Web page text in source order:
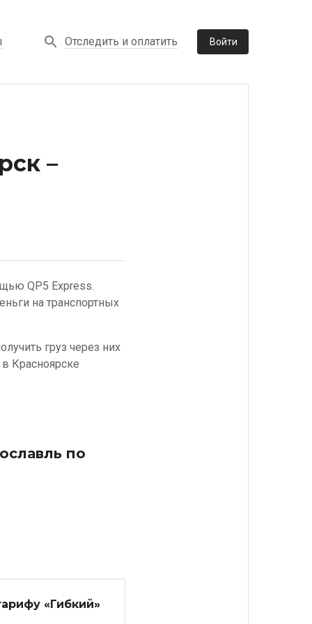
Отследить и оплатить Войти
–
QP5 Express.
на транспортных
груз через них
Красноярске
по
«Гибкий»